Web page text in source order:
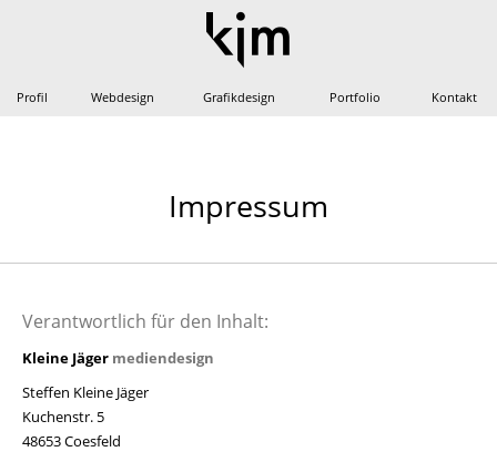
Profil Webdesign Grafikdesign Portfolio Kontakt
Impressum
Verantwortlich für den Inhalt:
Kleine Jäger mediendesign
Steffen Kleine Jäger
Kuchenstr. 5
48653 Coesfeld